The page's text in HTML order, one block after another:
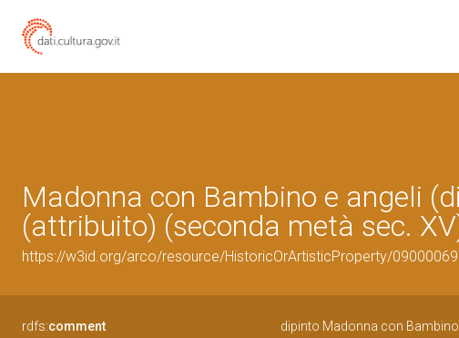
Madonna con Bambino e angeli
(attribuito) (seconda metà sec.
https://w3id.org/arco/resource/HistoricOrArtisticProperty/
rdfs:comment dipinto Madonna con Bambino